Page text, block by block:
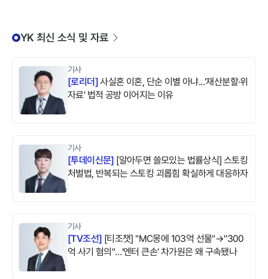
YK 최신 소식 및 자료
기사
[로리더]사실혼 이혼, 단순 이별 아냐...'재산분할·위
자료' 법적 공방 이어지는 이유
기사
[투데이신문] [알아두면 쓸모있는 법률상식] 스토킹
처벌법, 반복되는 스토킹 괴롭힘 확실하게 대응하자
기사
[TV조선] [티조챗] "MC몽에 103억 선물"→"300
억 사기 혐의"…'엔터 큰손' 차가원은 왜 구속됐나